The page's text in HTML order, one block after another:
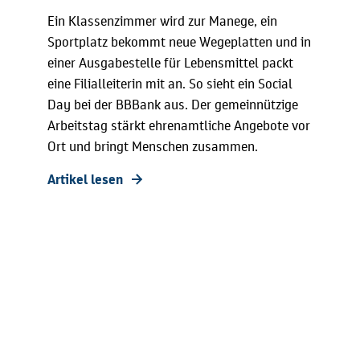
Ein Klassenzimmer wird zur Manege, ein
Sportplatz bekommt neue Wegeplatten und in
einer Ausgabestelle für Lebensmittel packt
eine Filialleiterin mit an. So sieht ein Social
Day bei der BBBank aus. Der gemeinnützige
Arbeitstag stärkt ehrenamtliche Angebote vor
Ort und bringt Menschen zusammen.
Artikel lesen